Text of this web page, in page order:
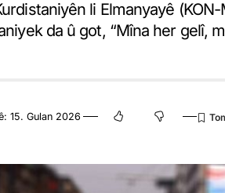
li Elmanyayê (KON-
da û got, “Mîna her gelî,
15. Gulan 2026